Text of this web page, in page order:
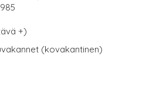
+)
(kovakantinen)